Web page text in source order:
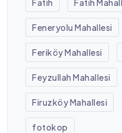
Feneryolu Mahallesi
Feriköy Mahallesi
Feyzullah Mahallesi
Firuzköy Mahallesi
fotokop